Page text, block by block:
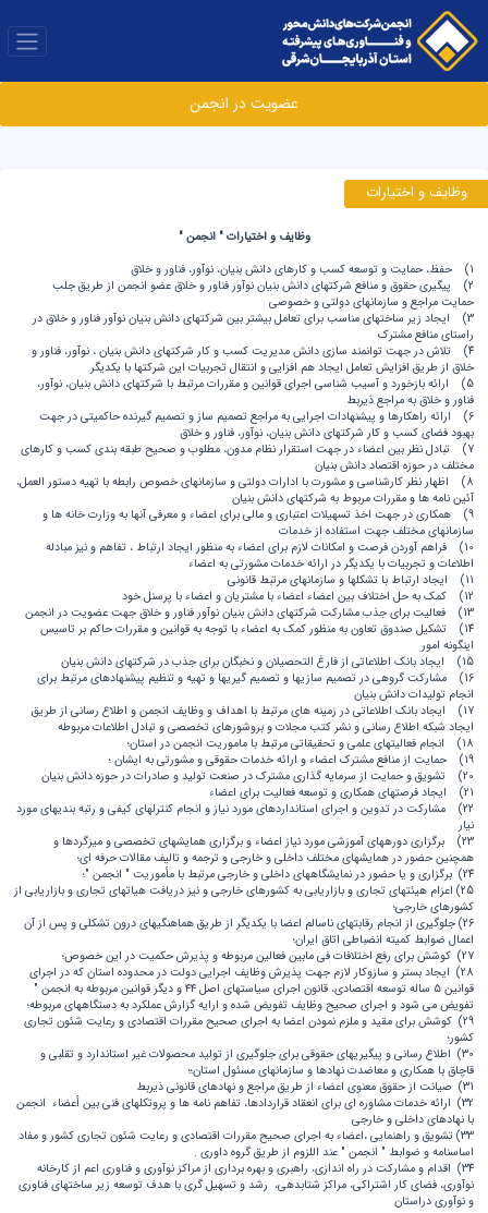
عضویت در انجمن
وظایف و اختیارات
وظایف و اختیارات " انجمن "
1) حفظ، حمایت و توسعه کسب و کارهای دانش بنیان، نوآور، فناور و خلاق
2) پیگیری حقوق و منافع شرکتهای دانش بنیان نوآور فناور و خلاق عضو انجمن از طریق جلب
حمایت مراجع و سازمانهای دولتی و خصوصی
3) ایجاد زیر ساختهای مناسب برای تعامل بیشتر بین شرکتهای دانش بنیان نوآور فناور و خلاق در
راستای منافع مشترک
4) تلاش در جهت توانمند سازی دانش مدیریت کسب و کار شرکتهای دانش بنیان ، نوآور، فناور و
خلاق از طریق افزایش تعامل ایجاد هم افزایی و انتقال تجربیات این شرکتها با یکدیگر
5) ارائه بازخورد و آسیب شناسی اجرای قوانین و مقررات مرتبط با شرکتهای دانش بنیان، نوآور،
فناور و خلاق به مراجع ذيربط
6) ارائه راهکارها و پیشنهادات اجرایی به مراجع تصمیم ساز و تصمیم گیرنده حاکمیتی در جهت
بهبود فضای کسب و کار شرکتهای دانش بنیان، نوآور، فناور و خلاق
7) تبادل نظر بین اعضاء در جهت استقرار نظام مدون، مطلوب و صحيح طبقه بندی کسب و کارهای
مختلف در حوزه اقتصاد دانش بنیان
8) اظهار نظر کارشناسی و مشورت با ادارات دولتی و سازمانهای خصوص رابطه با تهیه دستور العمل،
آئین نامه ها و مقررات مربوط به شرکتهای دانش بنیان
9) همکاری در جهت اخذ تسهیلات اعتباری و مالی برای اعضاء و معرفی آنها به وزارت خانه ها و
سازمانهای مختلف جهت استفاده از خدمات
10) فراهم آوردن فرصت و امکانات لازم برای اعضاء به منظور ایجاد ارتباط ، تفاهم و نیز مبادله
اطلاعات و تجربیات با یکدیگر در ارائه خدمات مشورتی به اعضاء
11) ایجاد ارتباط با تشکلها و سازمانهای مرتبط قانونی
12) کمک به حل اختلاف بین اعضاء اعضاء با مشتریان و اعضاء با پرسنل خود
13) فعالیت برای جذب مشارکت شرکتهای دانش بنیان نوآور فناور و خلاق جهت عضویت در انجمن
14) تشکیل صندوق تعاون به منظور کمک به اعضاء با توجه به قوانین و مقررات حاکم بر تاسیس
اینگونه امور
15) ایجاد بانک اطلاعاتی از فارغ التحصیلان و نخبگان برای جذب در شرکتهای دانش بنیان
16) مشارکت گروهی در تصمیم سازیها و تصمیم گیریها و تهیه و تنظیم پیشنهادهای مرتبط برای
انجام تولیدات دانش بنیان
17) ایجاد بانک اطلاعاتی در زمینه های مرتبط با اهداف و وظایف انجمن و اطلاع رسانی از طریق
ایجاد شبکه اطلاع رسانی و نشر کتب مجلات و بروشورهای تخصصی و تبادل اطلاعات مربوطه
18) انجام فعالیتهای علمی و تحقیقاتی مرتبط با ماموریت انجمن در استان؛
19) حمایت از منافع مشترک اعضاء و ارائه خدمات حقوقی و مشورتی به ایشان ؛
20) تشویق و حمایت از سرمایه گذاری مشترک در صنعت تولید و صادرات در حوزه دانش بنیان
21) ایجاد فرصتهای همکاری و توسعه فعالیت برای اعضاء
22) مشارکت در تدوین و اجرای استانداردهای مورد نیاز و انجام کنترلهای کیفی و رتبه بندیهای مورد
نیار
23) برگزاری دورههای آموزشی مورد نیاز اعضاء و برگزاری همایشهای تخصصی و میزگردها و
همچنین حضور در همایشهای مختلف داخلی و خارجی و ترجمه و تالیف مقالات حرفه ای؛
24) برگزاری و یا حضور در نمایشگاههای داخلی و خارجی مرتبط با مأموریت " انجمن "؛
25) اعزام هیئتهای تجاری و بازاریابی به کشورهای خارجی و نیز دریافت هیاتهای تجاری و بازاریابی از
کشورهای خارجی؛
26) جلوگیری از انجام رقابتهای ناسالم اعضا با یکدیگر از طریق هماهنگیهای درون تشکلی و پس از آن
اعمال ضوابط کمیته انضباطی اتاق ایران؛
27) کوشش برای رفع اختلافات فی مابین فعالین مربوطه و پذیرش حکمیت در این خصوص؛
28) ایجاد بستر و سازوکار لازم جهت پذیرش وظایف اجرایی دولت در محدوده استان که در اجرای
قوانین ۵ ساله توسعه اقتصادی، قانون اجرای سیاستهای اصل ۴۴ و دیگر قوانین مربوطه به انجمن "
تفویض می شود و اجرای صحیح وظایف تفویض شده و ارایه گزارش عملکرد به دستگاههای مربوطه؛
29) کوشش برای مقید و ملزم نمودن اعضا به اجرای صحیح مقررات اقتصادی و رعایت شئون تجاری
کشور؛
30) اطلاع رسانی و پیگیریهای حقوقی برای جلوگیری از تولید محصولات غیر استاندارد و تقلبی و
قاچاق با همکاری و معاضدت نهادها و سازمانهای مسئول استان؛؛
31) صیانت از حقوق معنوی اعضاء از طریق مراجع و نهادهای قانونی ذیربط
32) ارائه خدمات مشاوره ای برای انعقاد قراردادها، تفاهم نامه ها و پروتکلهای فنى بين أعضاء انجمن
با نهادهای داخلی و خارجی
33) تشویق و راهنمایی ،اعضاء به اجرای صحیح مقررات اقتصادی و رعایت شئون تجاری کشور و مفاد
اساسنامه و ضوابط " انجمن " عند اللزوم از طریق گروه داوری .
34) اقدام و مشارکت در راه اندازی، راهبری و بهره برداری از مراکز نوآوری و فناوری اعم از کارخانه
نوآوری، فضای کار اشتراکی، مراکز شتابدهی، رشد و تسهیل گری با هدف توسعه زیر ساختهای فناوری
و نوآوری دراستان